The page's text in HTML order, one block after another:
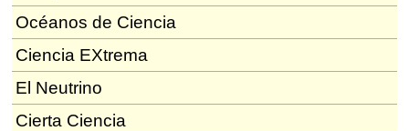
Océanos de Ciencia
Ciencia EXtrema
El Neutrino
Cierta Ciencia